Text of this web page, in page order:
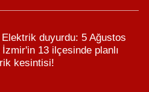
duyurdu: 5 Ağustos
İzmir'in 13 ilçesinde planlı
kesintisi!